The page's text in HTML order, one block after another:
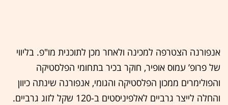
אנפורנה הצטרפה למכינה ולאחר מכן לתוכנית מו"פ. בליווי
של פרופ’ עמוס אופיר, חוקר בכיר בתחומי הפלסטיקה
והפולימרים ממכון הפלסטיקה והגומי, אנפורנה שינתה כיוון
והחלה לייצר גרביים לאלפיניסטים ב-120 שקל לזוג גרביים.